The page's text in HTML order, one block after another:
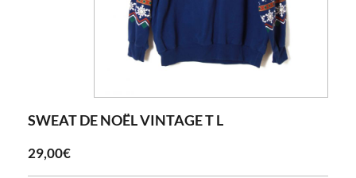
SWEAT DE NOËL VINTAGE T L
29,00€